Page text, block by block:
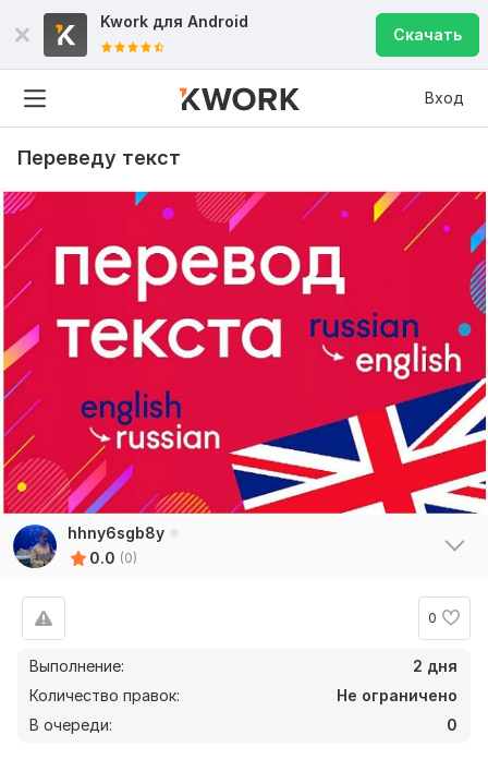
Kwork для Android
Скачать
Вход
Переведу текст
hhny6sgb8y
0.0 (0)
0
Выполнение:
2 дня
Количество правок:
Не ограничено
В очереди:
0